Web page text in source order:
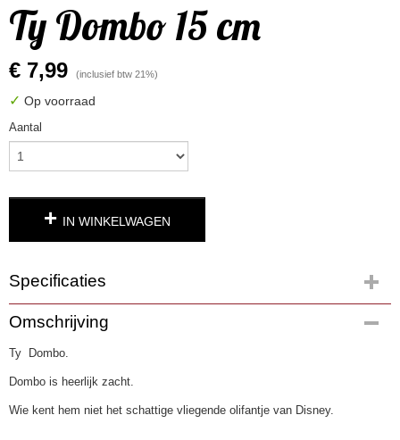
Ty Dombo 15 cm
€ 7,99 (inclusief btw 21%)
✓ Op voorraad
Aantal
IN WINKELWAGEN
Specificaties
Productcode
4051
EAN code
Omschrijving
Ty Dombo.
Dombo is heerlijk zacht.
Wie kent hem niet het schattige vliegende olifantje van Disney.